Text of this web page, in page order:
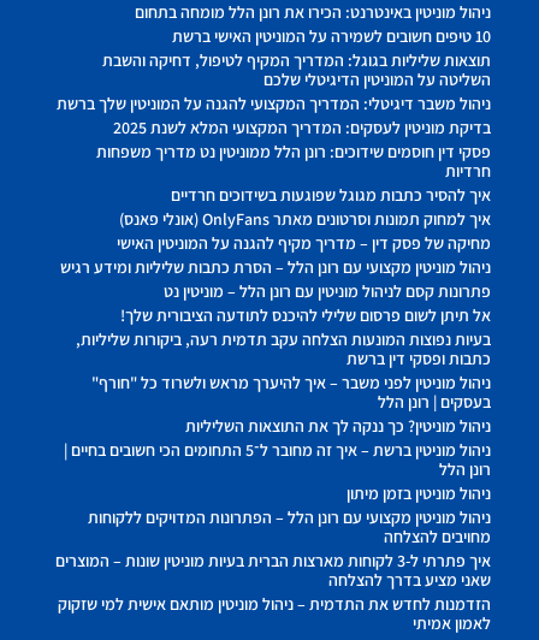
ניהול מוניטין באינטרנט: הכירו את רונן הלל מומחה בתחום
10 טיפים חשובים לשמירה על המוניטין האישי ברשת
תוצאות שליליות בגוגל: המדריך המקיף לטיפול, דחיקה והשבת
השליטה על המוניטין הדיגיטלי שלכם
ניהול משבר דיגיטלי: המדריך המקצועי להגנה על המוניטין שלך ברשת
בדיקת מוניטין לעסקים: המדריך המקצועי המלא לשנת 2025
פסקי דין חוסמים שידוכים: רונן הלל ממוניטין נט מדריך משפחות
חרדיות
איך להסיר כתבות מגוגל שפוגעות בשידוכים חרדיים
איך למחוק תמונות וסרטונים מאתר OnlyFans (אונלי פאנס)
מחיקה של פסק דין – מדריך מקיף להגנה על המוניטין האישי
ניהול מוניטין מקצועי עם רונן הלל – הסרת כתבות שליליות ומידע רגיש
פתרונות קסם לניהול מוניטין עם רונן הלל – מוניטין נט
אל תיתן לשום פרסום שלילי להיכנס לתודעה הציבורית שלך!
בעיות נפוצות המונעות הצלחה עקב תדמית רעה, ביקורות שליליות,
כתבות ופסקי דין ברשת
ניהול מוניטין לפני משבר – איך להיערך מראש ולשרוד כל "חורף"
בעסקים | רונן הלל
ניהול מוניטין? כך ננקה לך את התוצאות השליליות
ניהול מוניטין ברשת – איך זה מחובר ל־5 התחומים הכי חשובים בחיים |
רונן הלל
ניהול מוניטין בזמן מיתון
ניהול מוניטין מקצועי עם רונן הלל – הפתרונות המדויקים ללקוחות
מחויבים להצלחה
איך פתרתי ל-3 לקוחות מארצות הברית בעיות מוניטין שונות – המוצרים
שאני מציע בדרך להצלחה
הזדמנות לחדש את התדמית – ניהול מוניטין מותאם אישית למי שזקוק
לאמון אמיתי